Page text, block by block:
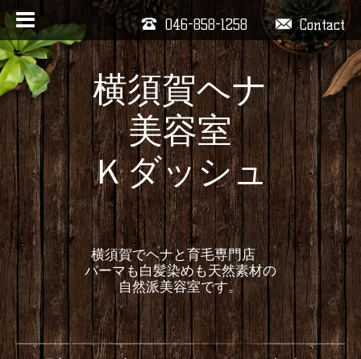
Contact
046-858-1258
横須賀ヘナ
美容室
Ｋダッシュ
横須賀でヘナと育毛専門店
パーマも白髪染めも天然素材の
自然派美容室です。